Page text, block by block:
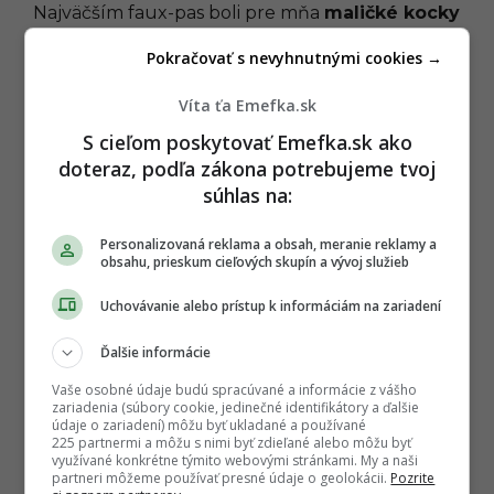
Najväčším faux-pas boli pre mňa maličké kocky
chutila len ako osladená voda.Škoda, malo to
Gáboríkov škandál vo VIP zóne
naberá na obrátkach: Do drsnej
kauzy nečakane vstúpil aj
multiotecko Boris Kollár
Ceny rozhodne neurazia
Na záver musíme prebrať to najdôležitejšie, a
teda ceny. A možno mnohých zaskočím, keď
poviem, že za mňa boli viac než prijateľné. Cena
jedného onigiri sa pohybovala medzi 3,20 €
a 3,90 €.Vzhľadom na to, že obdobne stojí aj
balené onigiri v potravinách, ktoré sa tomuto
rozhodne nevyrovná, mi to príde fér.Za
Víta ťa Emefka.sk
S cieľom poskytovať Emefka.sk ako
doteraz, podľa zákona potrebujeme tvoj
súhlas na:
Personalizovaná reklama a obsah, meranie reklamy a
obsahu, prieskum cieľových skupín a vývoj služieb
Uchovávanie alebo prístup k informáciám na zariadení
Ďalšie informácie
Vaše osobné údaje budú spracúvané a informácie z vášho
zariadenia (súbory cookie, jedinečné identifikátory a ďalšie
údaje o zariadení) môžu byť ukladané a používané
225 partnermi a môžu s nimi byť zdieľané alebo môžu byť
využívané konkrétne týmito webovými stránkami. My a naši
partneri môžeme používať presné údaje o geolokácii. Pozrite
Pokračovať s nevyhnutnými cookies →